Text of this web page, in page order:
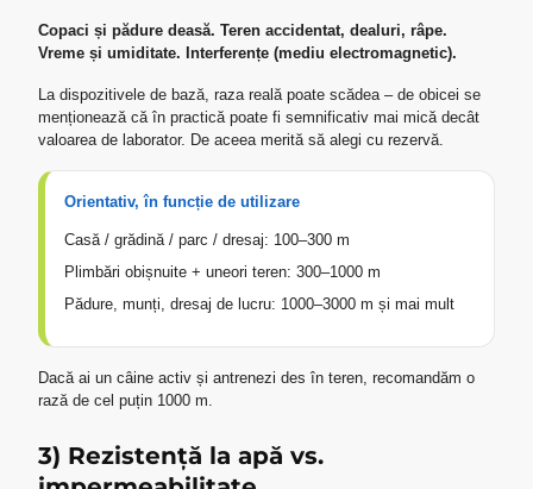
Copaci și pădure deasă. Teren accidentat, dealuri, râpe.
Vreme și umiditate. Interferențe (mediu electromagnetic).
La dispozitivele de bază, raza reală poate scădea – de obicei se
menționează că în practică poate fi semnificativ mai mică decât
valoarea de laborator. De aceea merită să alegi cu rezervă.
Orientativ, în funcție de utilizare
Casă / grădină / parc / dresaj: 100–300 m
Plimbări obișnuite + uneori teren: 300–1000 m
Pădure, munți, dresaj de lucru: 1000–3000 m și mai mult
Dacă ai un câine activ și antrenezi des în teren, recomandăm o
rază de cel puțin 1000 m.
3) Rezistență la apă vs.